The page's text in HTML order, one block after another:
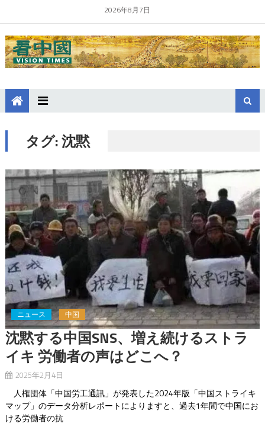
2026年8月7日
タグ:沈黙
ニュース 中国
沈黙する中国SNS、増え続けるストラ
イキ 労働者の声はどこへ？
2025年2月4日
人権団体「中国労工通訊」が発表した2024年版「中国ストライキ
マップ」のデータ分析レポートによりますと、過去1年間で中国にお
ける労働者の抗